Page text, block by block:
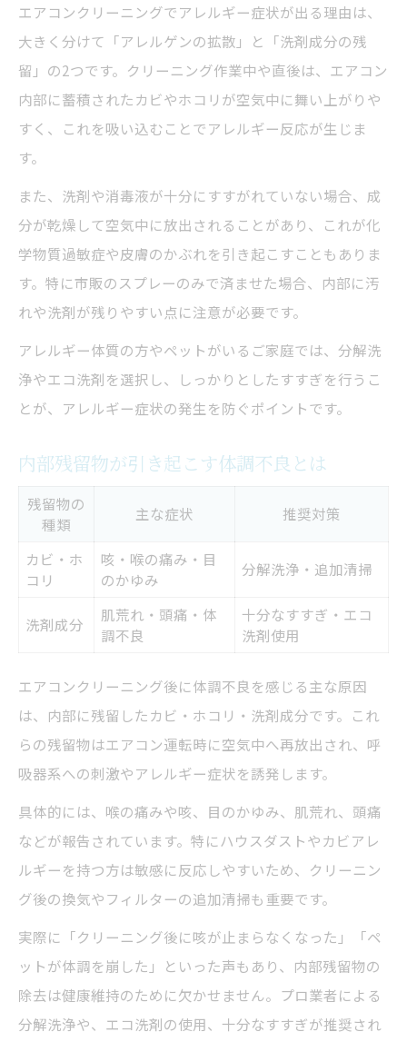
エアコンクリーニングでアレルギー症状が出る理由は、
大きく分けて「アレルゲンの拡散」と「洗剤成分の残
留」の2つです。クリーニング作業中や直後は、エアコン
内部に蓄積されたカビやホコリが空気中に舞い上がりや
すく、これを吸い込むことでアレルギー反応が生じま
す。
また、洗剤や消毒液が十分にすすがれていない場合、成
分が乾燥して空気中に放出されることがあり、これが化
学物質過敏症や皮膚のかぶれを引き起こすこともありま
す。特に市販のスプレーのみで済ませた場合、内部に汚
れや洗剤が残りやすい点に注意が必要です。
アレルギー体質の方やペットがいるご家庭では、分解洗
浄やエコ洗剤を選択し、しっかりとしたすすぎを行うこ
とが、アレルギー症状の発生を防ぐポイントです。
内部残留物が引き起こす体調不良とは
残留物の
種類
主な症状 推奨対策
カビ・ホ
コリ
咳・喉の痛み・目
のかゆみ
分解洗浄・追加清掃
洗剤成分
肌荒れ・頭痛・体
調不良
十分なすすぎ・エコ
洗剤使用
エアコンクリーニング後に体調不良を感じる主な原因
は、内部に残留したカビ・ホコリ・洗剤成分です。これ
らの残留物はエアコン運転時に空気中へ再放出され、呼
吸器系への刺激やアレルギー症状を誘発します。
具体的には、喉の痛みや咳、目のかゆみ、肌荒れ、頭痛
などが報告されています。特にハウスダストやカビアレ
ルギーを持つ方は敏感に反応しやすいため、クリーニン
グ後の換気やフィルターの追加清掃も重要です。
実際に「クリーニング後に咳が止まらなくなった」「ペ
ットが体調を崩した」といった声もあり、内部残留物の
除去は健康維持のために欠かせません。プロ業者による
分解洗浄や、エコ洗剤の使用、十分なすすぎが推奨され